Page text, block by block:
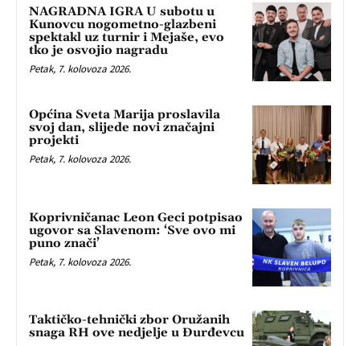
NAGRADNA IGRA U subotu u
Kunovcu nogometno-glazbeni
spektakl uz turnir i Mejaše, evo
tko je osvojio nagradu
Petak, 7. kolovoza 2026.
Općina Sveta Marija proslavila
svoj dan, slijede novi značajni
projekti
Petak, 7. kolovoza 2026.
Koprivničanac Leon Geci potpisao
ugovor sa Slavenom: ‘Sve ovo mi
puno znači’
Petak, 7. kolovoza 2026.
Taktičko-tehnički zbor Oružanih
snaga RH ove nedjelje u Đurđevcu